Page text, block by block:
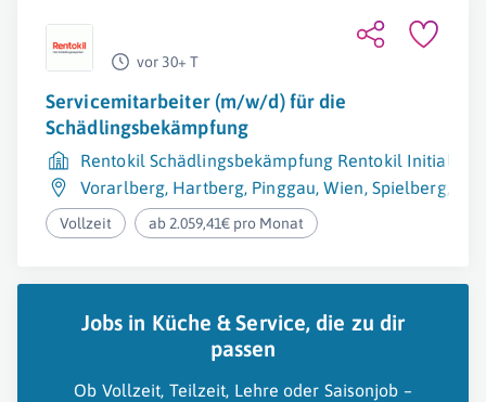
vor 30+ T
Servicemitarbeiter (m/w/d) für die
Schädlingsbekämpfung
Rentokil Schädlingsbekämpfung Rentokil Initial
Vorarlberg, Hartberg, Pinggau,Wien, Spielberg,
Vollzeit ab 2.059,41€ pro Monat
Jobs in Küche & Service, die zu dir
passen
Ob Vollzeit, Teilzeit, Lehre oder Saisonjob –